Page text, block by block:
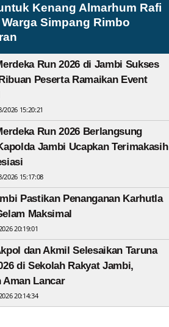
Kenang Almarhum Rafi
Simpang Rimbo
Run 2026 di Jambi Sukses
Peserta Ramaikan Event
15:20:21
Run 2026 Berlangsung
Jambi Ucapkan Terimakasih
2026 15:17:08
Pastikan Penanganan Karhutla
Maksimal
20:19:01
dan Akmil Selesaikan Taruna
di Sekolah Rakyat Jambi,
Aman Lancar
20:14:34